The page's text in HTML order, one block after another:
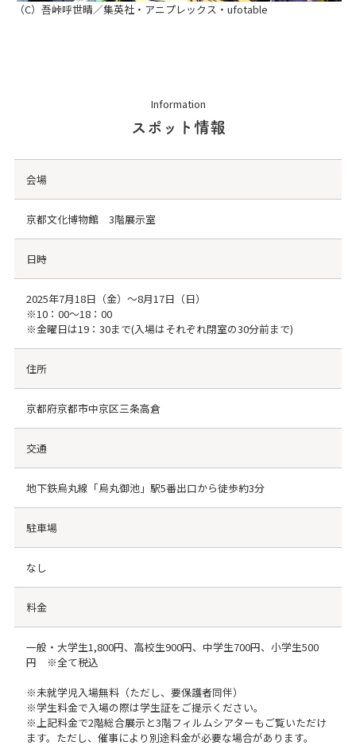
（C）吾峠呼世晴／集英社・アニプレックス・ufotable
Information
スポット情報
会場
京都文化博物館 3階展示室
日時
2025年7月18日（金）〜8月17日（日）
※10：00～18：00
※金曜日は19：30まで(入場はそれぞれ閉室の30分前まで)
住所
京都府京都市中京区三条高倉
交通
地下鉄烏丸線「烏丸御池」駅5番出口から徒歩約3分
駐車場
なし
料金
一般・大学生1,800円、高校生900円、中学生700円、小学生500
円 ※全て税込
※未就学児入場無料（ただし、要保護者同伴）
※学生料金で入場の際は学生証をご提示ください。
※上記料金で2階総合展示と3階フィルムシアターもご覧いただけ
ます。ただし、催事により別途料金が必要な場合があります。